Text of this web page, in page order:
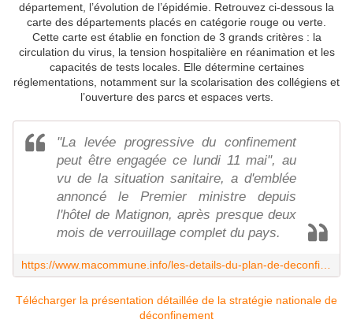
département, l’évolution de l’épidémie. Retrouvez ci-dessous la
carte des départements placés en catégorie rouge ou verte.
Cette carte est établie en fonction de 3 grands critères : la
circulation du virus, la tension hospitalière en réanimation et les
capacités de tests locales. Elle détermine certaines
réglementations, notamment sur la scolarisation des collégiens et
l’ouverture des parcs et espaces verts.
"La levée progressive du confinement
peut être engagée ce lundi 11 mai", au
vu de la situation sanitaire, a d'emblée
annoncé le Premier ministre depuis
l'hôtel de Matignon, après presque deux
mois de verrouillage complet du pays.
Télécharger la présentation détaillée de la stratégie nationale de
déconfinement